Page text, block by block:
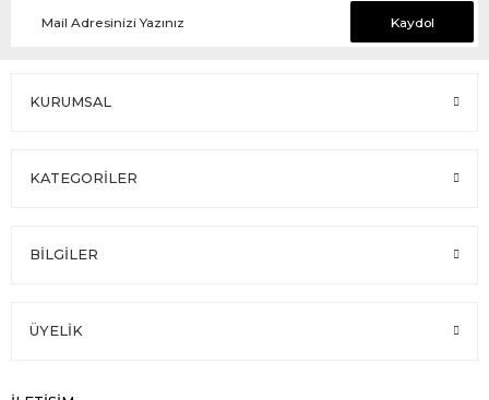
Kaydol
KURUMSAL
KATEGORİLER
BİLGİLER
ÜYELİK